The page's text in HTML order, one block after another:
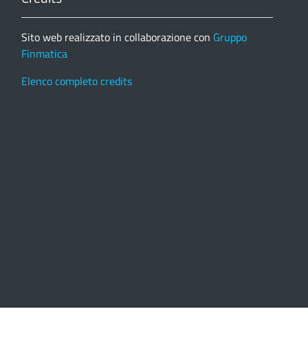
Sito web realizzato in collaborazione con Gruppo
Finmatica
Elenco completo credits